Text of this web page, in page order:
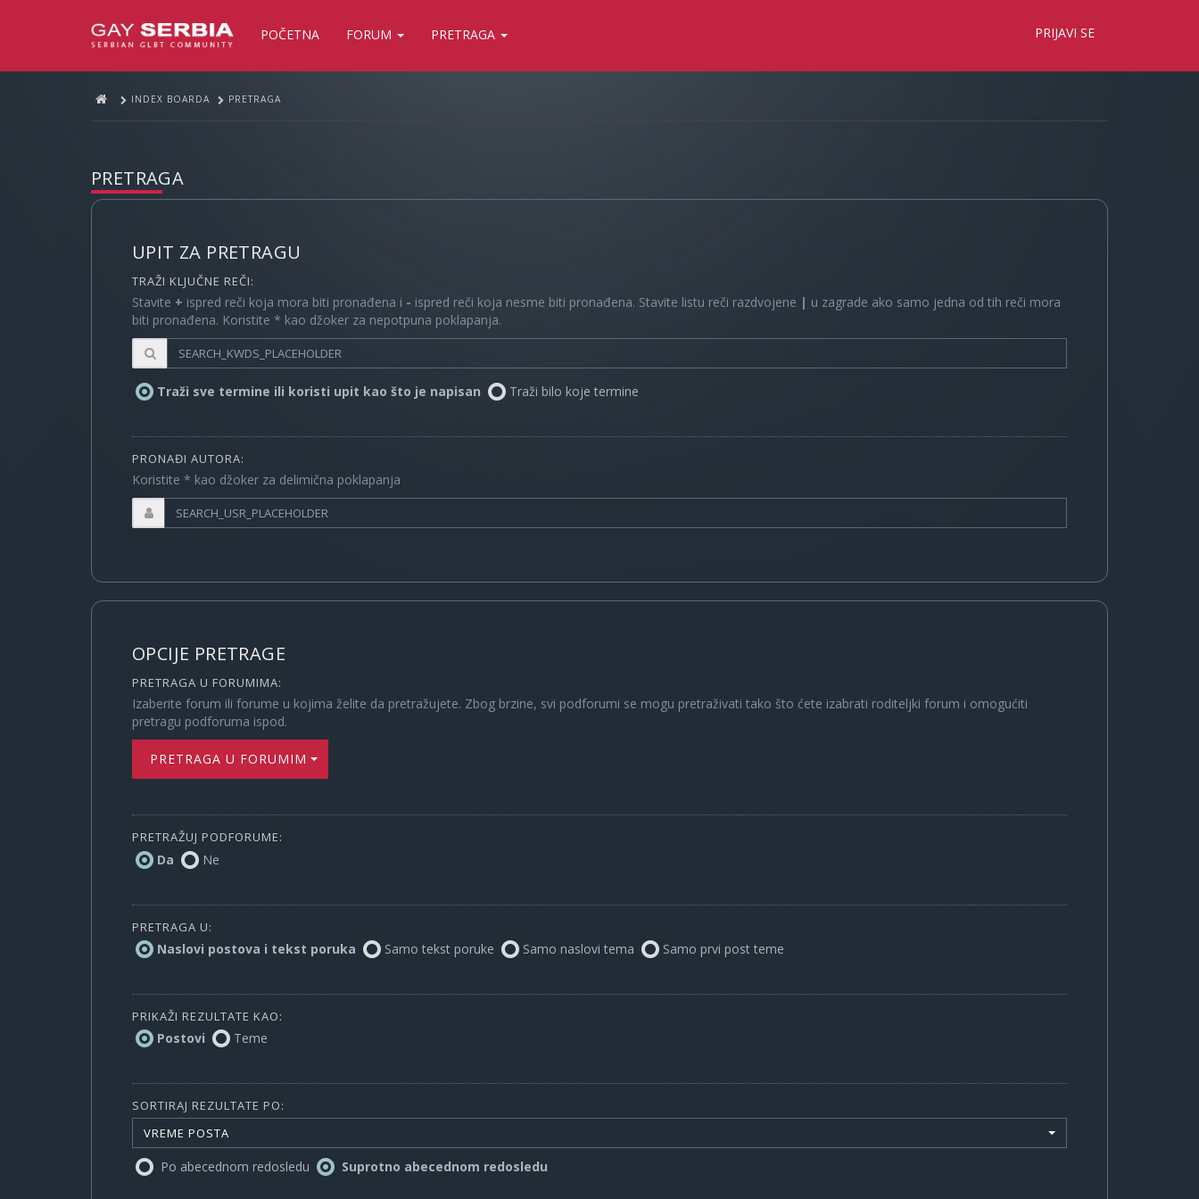
POČETNA FORUM PRETRAGA PRIJAVI SE
INDEX BOARDA PRETRAGA
PRETRAGA
UPIT ZA PRETRAGU
TRAŽI KLJUČNE REČI:
Stavite + ispred reči koja mora biti pronađena i - ispred reči koja nesme biti pronađena. Stavite listu reči razdvojene | u zagrade ako samo jedna od tih reči mora
biti pronađena. Koristite * kao džoker za nepotpuna poklapanja.
Traži sve termine ili koristi upit kao što je napisan Traži bilo koje termine
PRONAĐI AUTORA:
Koristite * kao džoker za delimična poklapanja
OPCIJE PRETRAGE
PRETRAGA U FORUMIMA:
Izaberite forum ili forume u kojima želite da pretražujete. Zbog brzine, svi podforumi se mogu pretraživati tako što ćete izabrati roditeljki forum i omogućiti
pretragu podforuma ispod.
PRETRAGA U FORUMIMA
PRETRAŽUJ PODFORUME:
Da Ne
PRETRAGA U:
Naslovi postova i tekst poruka Samo tekst poruke Samo naslovi tema Samo prvi post teme
PRIKAŽI REZULTATE KAO:
Postovi Teme
SORTIRAJ REZULTATE PO:
VREME POSTA
Po abecednom redosledu Suprotno abecednom redosledu